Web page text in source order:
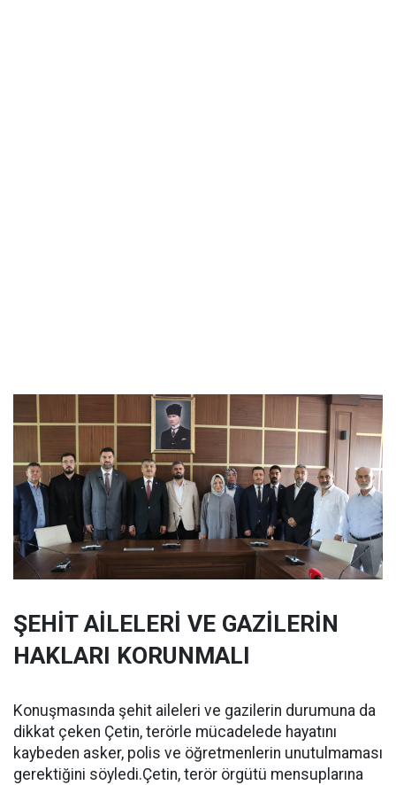
ŞEHİT AİLELERİ VE GAZİLERİN
HAKLARI KORUNMALI
Konuşmasında şehit aileleri ve gazilerin durumuna da
dikkat çeken Çetin, terörle mücadelede hayatını
kaybeden asker, polis ve öğretmenlerin unutulmaması
gerektiğini söyledi.Çetin, terör örgütü mensuplarına